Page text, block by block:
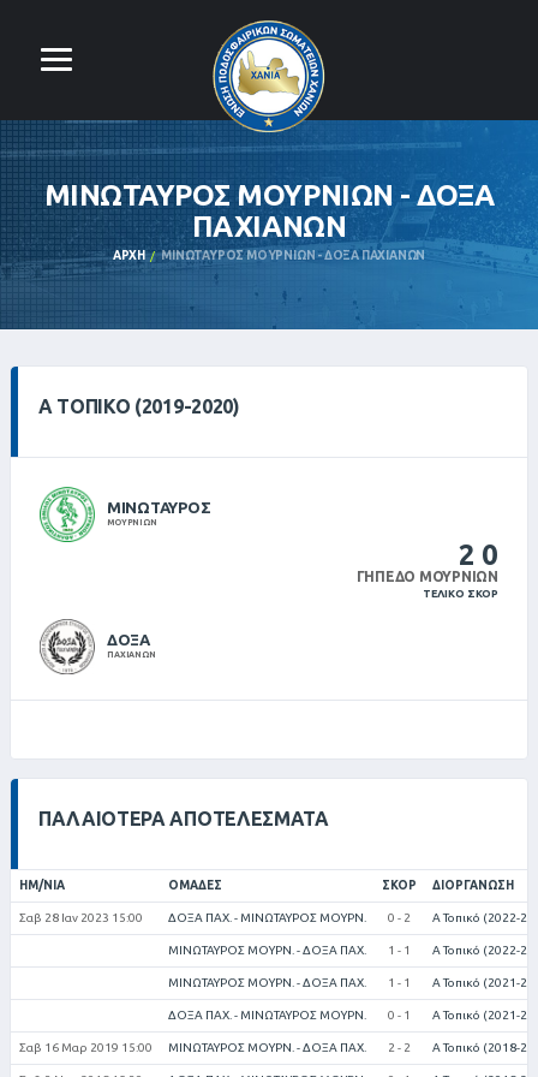
ΜΙΝΩΤΑΥΡΟΣ ΜΟΥΡΝΙΩΝ - ΔΟΞΑ
ΠΑΧΙΑΝΩΝ
ΑΡΧΉ ΜΙΝΩΤΑΥΡΟΣ ΜΟΥΡΝΙΩΝ - ΔΟΞΑ ΠΑΧΙΑΝΩΝ
Α ΤΟΠΙΚΌ (2019-2020)
ΜΙΝΩΤΑΥΡΟΣ
ΜΟΥΡΝΙΩΝ
2 0
ΓΉΠΕΔΟ ΜΟΥΡΝΙΏΝ
ΤΕΛΙΚΌ ΣΚΌΡ
ΔΟΞΑ
ΠΑΧΙΑΝΩΝ
ΠΑΛΑΙΌΤΕΡΑ ΑΠΟΤΕΛΈΣΜΑΤΑ
ΗΜ/ΝΊΑ ΟΜΆΔΕΣ ΣΚΟΡ ΔΙΟΡΓΆΝΩΣΗ
Σαβ 28 Ιαν 2023 15:00 ΔΟΞΑ ΠΑΧ. - ΜΙΝΩΤΑΥΡΟΣ ΜΟΥΡΝ. 0 - 2 Α Τοπικό (2022-
ΜΙΝΩΤΑΥΡΟΣ ΜΟΥΡΝ. - ΔΟΞΑ ΠΑΧ. 1 - 1 Α Τοπικό (2022-
ΜΙΝΩΤΑΥΡΟΣ ΜΟΥΡΝ. - ΔΟΞΑ ΠΑΧ. 1 - 1 Α Τοπικό (2021-
ΔΟΞΑ ΠΑΧ. - ΜΙΝΩΤΑΥΡΟΣ ΜΟΥΡΝ. 0 - 1 Α Τοπικό (2021-
Σαβ 16 Μαρ 2019 15:00 ΜΙΝΩΤΑΥΡΟΣ ΜΟΥΡΝ. - ΔΟΞΑ ΠΑΧ. 2 - 2 Α Τοπικό (2018-